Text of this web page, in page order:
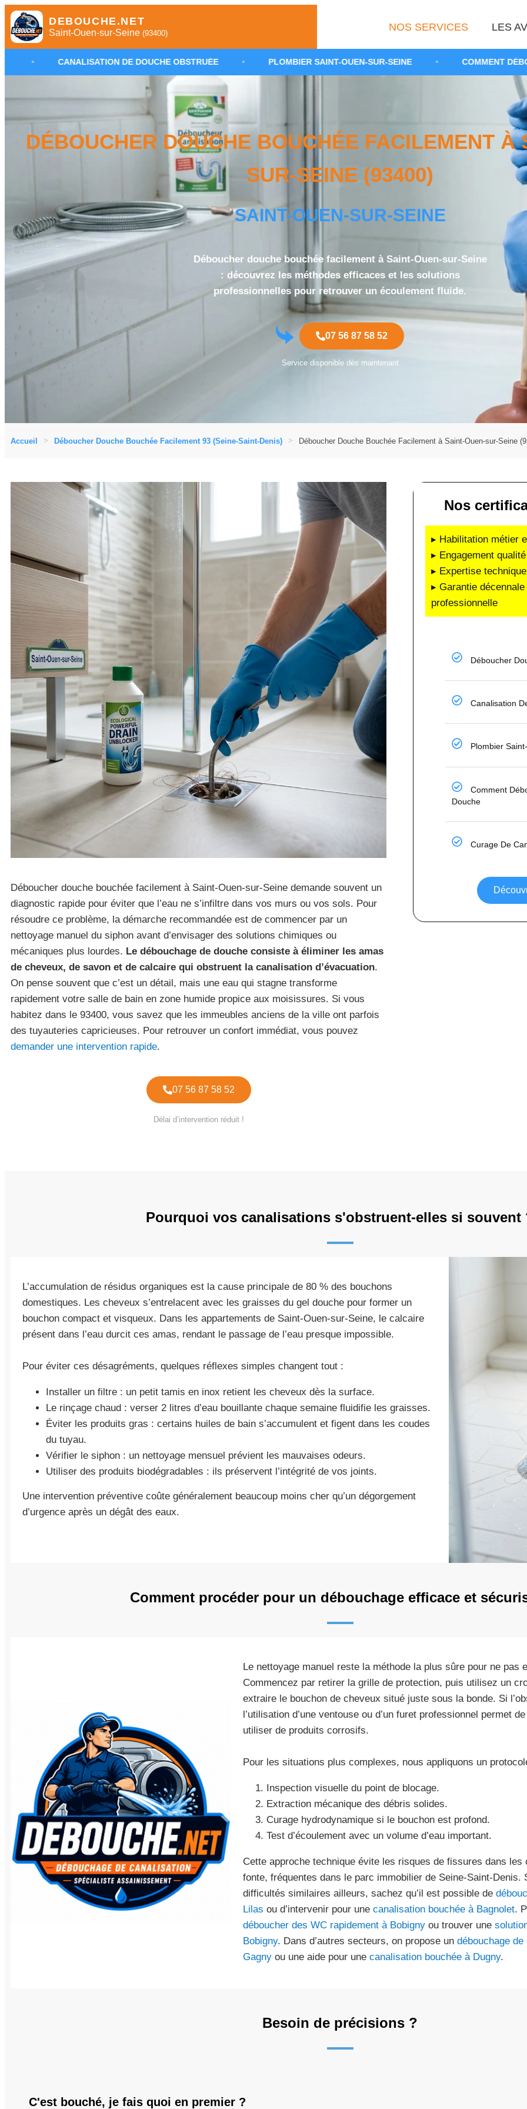
DEBOUCHE.NET
Saint-Ouen-sur-Seine (93400)
NOS SERVICES LES
DE DOUCHE OBSTRUÉE • PLOMBIER SAINT-OUEN-SUR-SEINE • COMMENT DÉBOUCHER UN
DÉBOUCHER DOUCHE BOUCHÉE FACILEMENT À
SUR-SEINE (93400)
SAINT-OUEN-SUR-SEINE
Déboucher douche bouchée facilement à Saint-Ouen-sur-Seine
: découvrez les méthodes efficaces et les solutions
professionnelles pour retrouver un écoulement fluide.
07 56 87 58 52
Service disponible dès maintenant
Accueil Déboucher Douche Bouchée Facilement 93 (Seine-Saint-Denis) Déboucher Douche Bouchée Facilement à Saint-Ouen-sur-Seine
Déboucher douche bouchée facilement à Saint-Ouen-sur-Seine demande souvent un
diagnostic rapide pour éviter que l’eau ne s’infiltre dans vos murs ou vos sols. Pour
résoudre ce problème, la démarche recommandée est de commencer par un
nettoyage manuel du siphon avant d’envisager des solutions chimiques ou
mécaniques plus lourdes. Le débouchage de douche consiste à éliminer les amas
de cheveux, de savon et de calcaire qui obstruent la canalisation d’évacuation.
On pense souvent que c’est un détail, mais une eau qui stagne transforme
rapidement votre salle de bain en zone humide propice aux moisissures. Si vous
habitez dans le 93400, vous savez que les immeubles anciens de la ville ont parfois
des tuyauteries capricieuses. Pour retrouver un confort immédiat, vous pouvez
demander une intervention rapide.
07 56 87 58 52
Délai d’intervention réduit !
Nos
▸ Habilitation métier
▸ Engagement
▸ Expertise
▸ Garantie
professionnelle
Déboucher
Canalisation
Plombier
Comment
Douche
Curage De
Pourquoi vos canalisations s'obstruent-elles si souvent
L’accumulation de résidus organiques est la cause principale de 80 % des bouchons
domestiques. Les cheveux s’entrelacent avec les graisses du gel douche pour former un
bouchon compact et visqueux. Dans les appartements de Saint-Ouen-sur-Seine, le calcaire
présent dans l’eau durcit ces amas, rendant le passage de l’eau presque impossible.
Pour éviter ces désagréments, quelques réflexes simples changent tout :
Installer un filtre : un petit tamis en inox retient les cheveux dès la surface.
Le rinçage chaud : verser 2 litres d’eau bouillante chaque semaine fluidifie les graisses.
Éviter les produits gras : certains huiles de bain s’accumulent et figent dans les coudes
du tuyau.
Vérifier le siphon : un nettoyage mensuel prévient les mauvaises odeurs.
Utiliser des produits biodégradables : ils préservent l’intégrité de vos joints.
Une intervention préventive coûte généralement beaucoup moins cher qu’un dégorgement
d’urgence après un dégât des eaux.
Comment procéder pour un débouchage efficace et
Le nettoyage manuel reste la méthode la plus sûre pour ne pas
Commencez par retirer la grille de protection, puis utilisez un
extraire le bouchon de cheveux situé juste sous la bonde. Si
l’utilisation d’une ventouse ou d’un furet professionnel permet
utiliser de produits corrosifs.
Pour les situations plus complexes, nous appliquons un
Inspection visuelle du point de blocage.
Extraction mécanique des débris solides.
Curage hydrodynamique si le bouchon est profond.
Test d’écoulement avec un volume d’eau important.
Cette approche technique évite les risques de fissures dans les
fonte, fréquentes dans le parc immobilier de Seine-Saint-Denis.
difficultés similaires ailleurs, sachez qu’il est possible de
Lilas ou d’intervenir pour une canalisation bouchée à Bagnolet.
déboucher des WC rapidement à Bobignyou trouver une
Bobigny. Dans d’autres secteurs, on propose un débouchage
Gagnyou une aide pour une canalisation bouchée à Dugny.
Besoin de précisions ?
C'est bouché, je fais quoi en premier ?